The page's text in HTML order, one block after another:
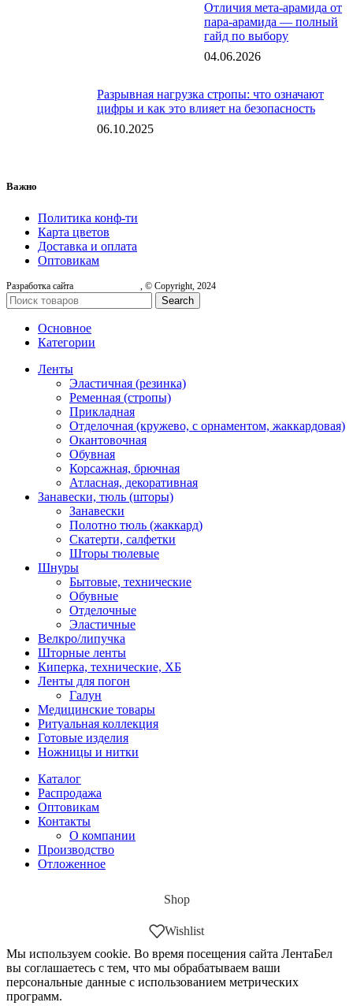
Отличия мета-арамида от
пара-арамида — полный
гайд по выбору
04.06.2026
Разрывная нагрузка стропы: что означают
цифры и как это влияет на безопасность
06.10.2025
Важно
Политика конф-ти
Карта цветов
Доставка и оплата
Оптовикам
Разработка сайта , © Copyright, 2024
Search
Основное
Категории
Ленты
Эластичная (резинка)
Ременная (стропы)
Прикладная
Отделочная (кружево, с орнаментом, жаккардовая)
Окантовочная
Обувная
Корсажная, брючная
Атласная, декоративная
Занавески, тюль (шторы)
Занавески
Полотно тюль (жаккард)
Скатерти, салфетки
Шторы тюлевые
Шнуры
Бытовые, технические
Обувные
Отделочные
Эластичные
Велкро/липучка
Шторные ленты
Киперка, технические, ХБ
Ленты для погон
Галун
Медицинские товары
Ритуальная коллекция
Готовые изделия
Ножницы и нитки
Каталог
Распродажа
Оптовикам
Контакты
О компании
Производство
Отложенное
Shop
Wishlist
Мы используем cookie. Во время посещения сайта ЛентаБел
вы соглашаетесь с тем, что мы обрабатываем ваши
персональные данные с использованием метрических
программ.